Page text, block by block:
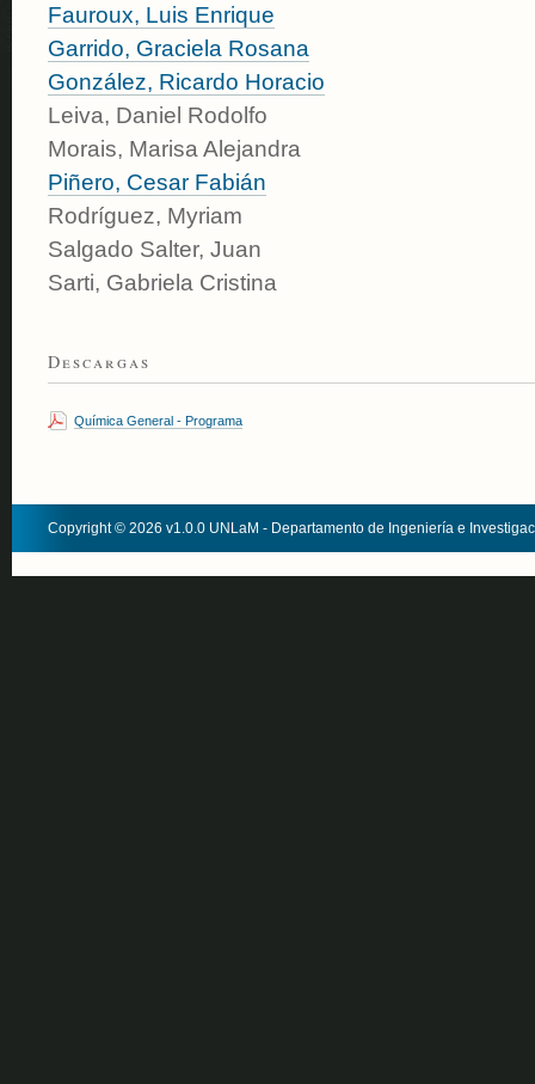
Fauroux, Luis Enrique
Garrido, Graciela Rosana
González, Ricardo Horacio
Leiva, Daniel Rodolfo
Morais, Marisa Alejandra
Piñero, Cesar Fabián
Rodríguez, Myriam
Salgado Salter, Juan
Sarti, Gabriela Cristina
Descargas
Química General - Programa
Copyright © 2026 v1.0.0 UNLaM - Departamento de Ingeniería e